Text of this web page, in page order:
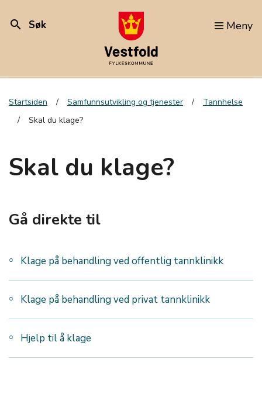
search Søk Meny
Startsiden Samfunnsutvikling og tjenester
Tannhelse
Skal du klage?
Skal du klage?
Gå direkte til
Klage på behandling ved offentlig tannklinikk
Klage på behandling ved privat tannklinikk
Hjelp til å klage